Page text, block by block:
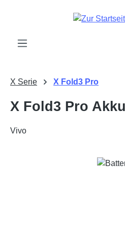
Zum Hauptinhalt springen
X Serie X Fold3 Pro
X Fold3 Pro
Vivo
Bildergalerie überspringen